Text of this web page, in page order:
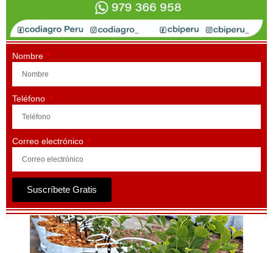
Nombre
Teléfono
Correo electrónico
Suscríbete Gratis